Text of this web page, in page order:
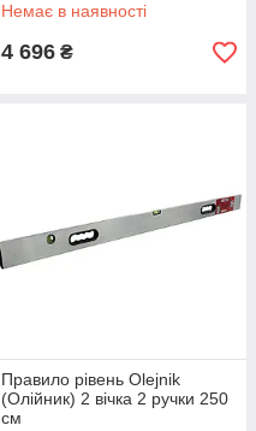
Немає в наявності
4 696 ₴
Правило рівень Olejnik
(Олійник) 2 вічка 2 ручки 250
см